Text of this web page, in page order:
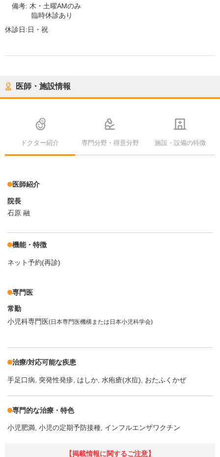
備考: 木・土曜AMのみ
臨時休診あり
休診日:日・祝
医師・施設情報
ドクター紹介 専門分野・得意分野 施設・設備の特徴
医師紹介
院長
石原 融
機能・特徴
ネット予約(再診)
専門医
常勤
小児科専門医(日本専門医機構または日本小児科学会)
治療/対応可能な疾患
手足口病 突発性発疹 はしか 水疱瘡(水痘) おたふくかぜ
専門的な治療・特色
小児肥満 小児の定期予防接種 インフルエンザワクチン
【掲載情報に関するご注意】